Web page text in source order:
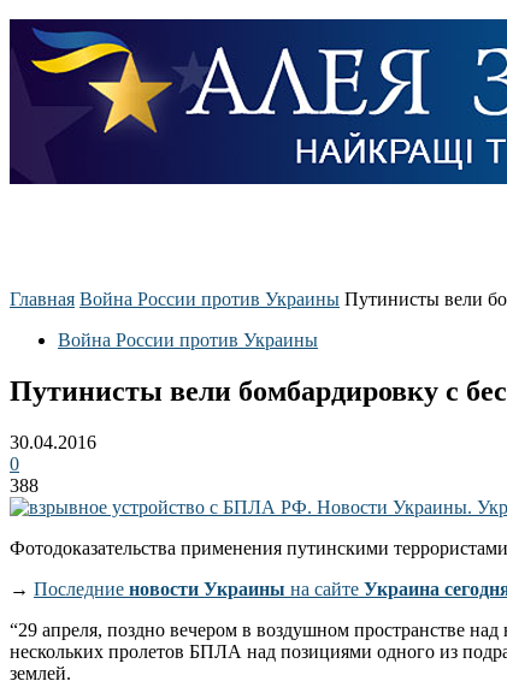
Главная Война России против Украины Путинисты вели
Война России против Украины
Путинисты вели бомбардировку с
30.04.2016
0
388
Фотодоказательства применения путинскими
→ Последние новости Украины на сайте Украина
“29 апреля, поздно вечером в воздушном пространстве
нескольких пролетов БПЛА над позициями одного из
землей.